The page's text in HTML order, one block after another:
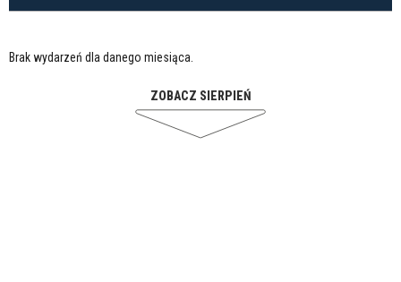
Brak wydarzeń dla danego miesiąca.
ZOBACZ SIERPIEŃ